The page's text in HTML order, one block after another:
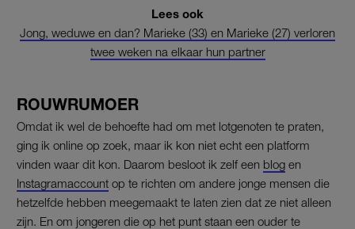
Lees ook
Jong, weduwe en dan? Marieke (33) en Marieke (27) verloren
twee weken na elkaar hun partner
ROUWRUMOER
Omdat ik wel de behoefte had om met lotgenoten te praten,
ging ik online op zoek, maar ik kon niet echt een platform
vinden waar dit kon. Daarom besloot ik zelf een blog en
Instagramaccount op te richten om andere jonge mensen die
hetzelfde hebben meegemaakt te laten zien dat ze niet alleen
zijn. En om jongeren die op het punt staan een ouder te